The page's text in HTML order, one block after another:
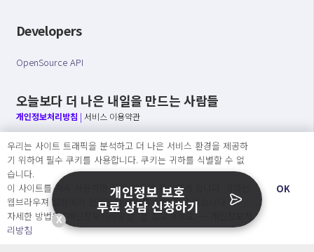
Developers
OpenSource API
오늘보다 더 나은 내일을 만드는 사람들
개인정보처리방침 | 서비스 이용약관
○ 개인정보보호 컴플라이언스를 선도하겠습니다.
○ 정보주체의 권리를 보장하겠습니다.
○ 기업의 개인정보보호를 위한 효율적 관리를 보장하겠습니다.
Copyright Ⓒ
2026 O.NE PEOPLE Co., Ltd. All rights reserved.
우리는 사이트 트래픽을 분석하고 더 나은 서비스 환경을 제공하
기 위하여 필수 쿠키를 사용합니다. 쿠키는 귀하를 식별할 수 없
습니다.
이 사이트를 계속 사용하면 쿠키 사용에 동의하게 됩니다. 귀하는
웹브라우져 설정에서 언제든지 쿠키를 삭제 할 수있습니다.
자세한 방법은 “개인정보처리방침” 을 참고하세요. →
리방침
OK
X
개인정보 보호
무료 상담 신청하기